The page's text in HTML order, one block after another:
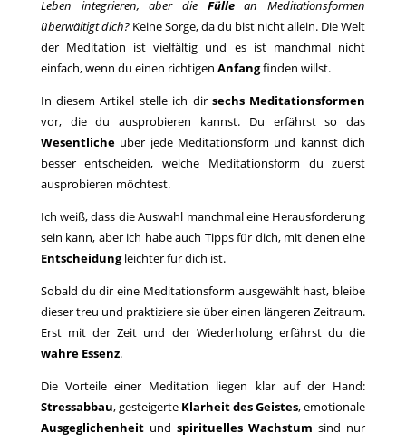
Leben integrieren, aber die Füllean Meditationsformen
überwältigt dich?Keine Sorge, da du bist nicht allein. Die Welt
der Meditation ist vielfältig und es ist manchmal nicht
einfach, wenn du einen richtigen Anfangfinden willst.
In diesem Artikel stelle ich dir sechs Meditationsformen
vor, die du ausprobieren kannst. Du erfährst so das
Wesentlicheüber jede Meditationsform und kannst dich
besser entscheiden, welche Meditationsform du zuerst
ausprobieren möchtest.
Ich weiß, dass die Auswahl manchmal eine Herausforderung
sein kann, aber ich habe auch Tipps für dich, mit denen eine
Entscheidungleichter für dich ist.
Sobald du dir eine Meditationsform ausgewählt hast, bleibe
dieser treu und praktiziere sie über einen längeren Zeitraum.
Erst mit der Zeit und der Wiederholung erfährst du die
wahre Essenz.
Die Vorteile einer Meditation liegen klar auf der Hand:
Stressabbau, gesteigerte Klarheit des Geistes, emotionale
Ausgeglichenheitund spirituelles Wachstum sind nur